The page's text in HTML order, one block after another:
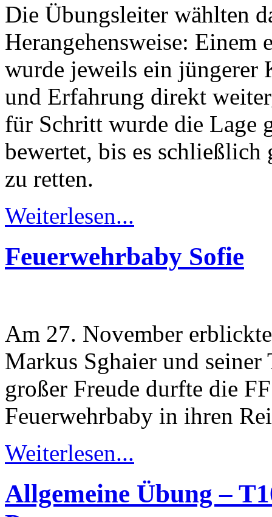
Die Übungsleiter wählten
Herangehensweise: Einem
wurde jeweils ein jüngerer
und Erfahrung direkt
für Schritt wurde die Lage
bewertet, bis es schließlich
zu retten.
Weiterlesen...
Feuerwehrbaby Sofie
Am 27. November
Markus Sghaier und
großer Freude durfte die
Feuerwehrbaby in ihren
Weiterlesen...
Allgemeine Übung –